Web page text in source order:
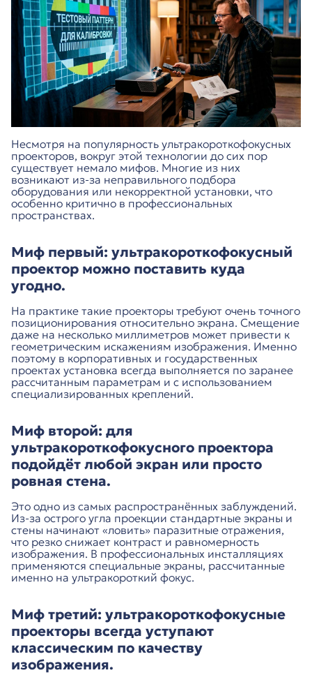
Несмотря на популярность ультракороткофокусных
проекторов, вокруг этой технологии до сих пор
существует немало мифов. Многие из них
возникают из-за неправильного подбора
оборудования или некорректной установки, что
особенно критично в профессиональных
пространствах.
Миф первый: ультракороткофокусный
проектор можно поставить куда
угодно.
На практике такие проекторы требуют очень точного
позиционирования относительно экрана. Смещение
даже на несколько миллиметров может привести к
геометрическим искажениям изображения. Именно
поэтому в корпоративных и государственных
проектах установка всегда выполняется по заранее
рассчитанным параметрам и с использованием
специализированных креплений.
Миф второй: для
ультракороткофокусного проектора
подойдёт любой экран или просто
ровная стена.
Это одно из самых распространённых заблуждений.
Из-за острого угла проекции стандартные экраны и
стены начинают «ловить» паразитные отражения,
что резко снижает контраст и равномерность
изображения. В профессиональных инсталляциях
применяются специальные экраны, рассчитанные
именно на ультракороткий фокус.
Миф третий: ультракороткофокусные
проекторы всегда уступают
классическим по качеству
изображения.